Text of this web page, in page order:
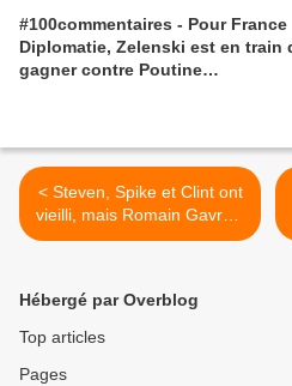
#100commentaires - Pour France
Diplomatie, Zelenski est en train
gagner contre Poutine…
< Steven, Spike et Clint ont
vieilli, mais Romain Gavras,
le monde est à lui / Jérôme
Hébergé par Overblog
Top articles
Pages